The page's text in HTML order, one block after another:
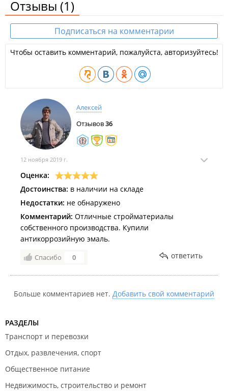
Отзывы (1)
Подписаться на комментарии
Чтобы оставить комментарий, пожалуйста, авторизуйтесь!
Алексей
Отзывов36
12 ноября 2019 г.
Оценка:
Достоинства: в наличии на складе
Недостатки: не обнаружено
Комментарий: Отличные стройматериалы
собственного производства. Купили
антикоррозийную эмаль.
Спасибо 0 ответить
Больше комментариев нет. Добавить свой комментарий
РАЗДЕЛЫ
Транспорт и перевозки
Отдых, развлечения, спорт
Общественное питание
Недвижимость, строительство и ремонт